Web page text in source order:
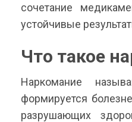
сочетание
устойчивые
Что такое
Наркомание
формируется
разрушающих